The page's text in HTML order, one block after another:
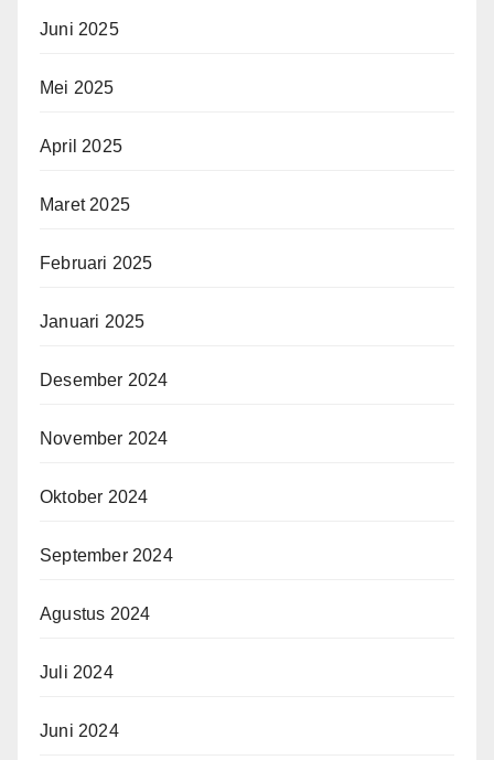
Juni 2025
Mei 2025
April 2025
Maret 2025
Februari 2025
Januari 2025
Desember 2024
November 2024
Oktober 2024
September 2024
Agustus 2024
Juli 2024
Juni 2024